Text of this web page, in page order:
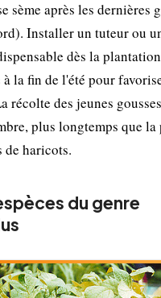
sème après les dernières
Installer un tuteur ou
dès la
la fin de l'été pour
récolte des jeunes
plus longtemps que la
de haricots.
du genre